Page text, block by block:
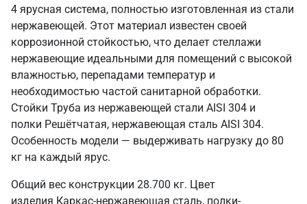
4 ярусная система, полностью изготовленная из стали
нержавеющей. Этот материал известен своей
коррозионной стойкостью, что делает стеллажи
нержавеющие идеальными для помещений с высокой
влажностью, перепадами температур и
необходимостью частой санитарной обработки.
Стойки Труба из нержавеющей стали AISI 304 и
полки Решётчатая, нержавеющая сталь AISI 304.
Особенность модели — выдерживать нагрузку до 80
кг на каждый ярус.
Общий вес конструкции 28.700 кг. Цвет
изделия Каркас-нержавеющая сталь, полки-